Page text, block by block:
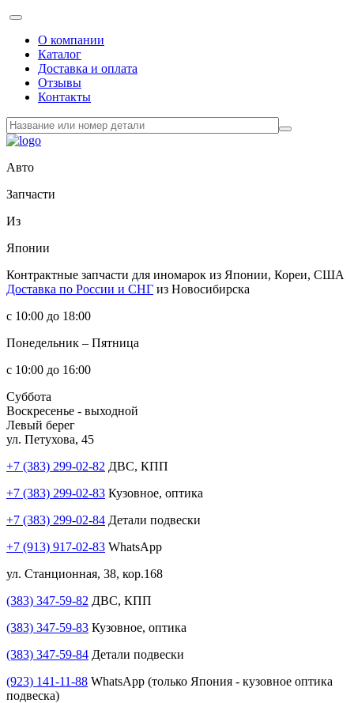
О компании
Каталог
Доставка и оплата
Отзывы
Контакты
Авто
Запчасти
Из
Японии
Контрактные запчасти для иномарок из Японии, Кореи, США
Доставка по России и СНГ из Новосибирска
с 10:00 до 18:00
Понедельник – Пятница
с 10:00 до 16:00
Суббота
Воскресенье - выходной
Левый берег
ул. Петухова, 45
+7 (383) 299-02-82 ДВС, КПП
+7 (383) 299-02-83 Кузовное, оптика
+7 (383) 299-02-84 Детали подвески
+7 (913) 917-02-83 WhatsApp
ул. Станционная, 38, кор.168
(383) 347-59-82 ДВС, КПП
(383) 347-59-83 Кузовное, оптика
(383) 347-59-84 Детали подвески
(923) 141-11-88 WhatsApp (только Япония - кузовное оптика
подвеска)